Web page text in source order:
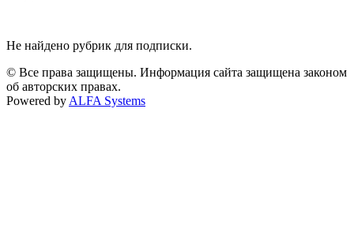
Не найдено рубрик для подписки.
© Все права защищены. Информация сайта защищена законом
об авторских правах.
Powered by ALFA Systems